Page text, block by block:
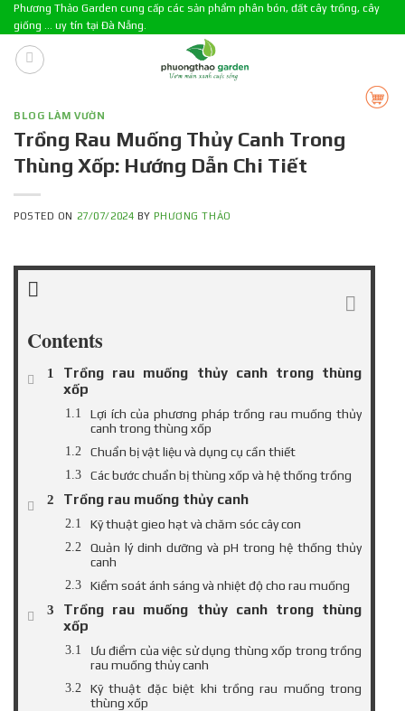
Skip
to
content
Phương Thảo Garden cung cấp các sản phẩm phân bón, đất cây trồng, cây
giống ... uy tín tại Đà Nẵng.
BLOG LÀM VƯỜN
Trồng Rau Muống Thủy Canh Trong
Thùng Xốp: Hướng Dẫn Chi Tiết
POSTED ON 27/07/2024 BYPHƯƠNG THẢO
Contents
Trồng rau muống thủy canh trong thùng
xốp
Lợi ích của phương pháp trồng rau muống thủy
canh trong thùng xốp
Chuẩn bị vật liệu và dụng cụ cần thiết
Các bước chuẩn bị thùng xốp và hệ thống trồng
Trồng rau muống thủy canh
Kỹ thuật gieo hạt và chăm sóc cây con
Quản lý dinh dưỡng và pH trong hệ thống thủy
canh
Kiểm soát ánh sáng và nhiệt độ cho rau muống
Trồng rau muống thủy canh trong thùng
xốp
Ưu điểm của việc sử dụng thùng xốp trong trồng
rau muống thủy canh
Kỹ thuật đặc biệt khi trồng rau muống trong
thùng xốp